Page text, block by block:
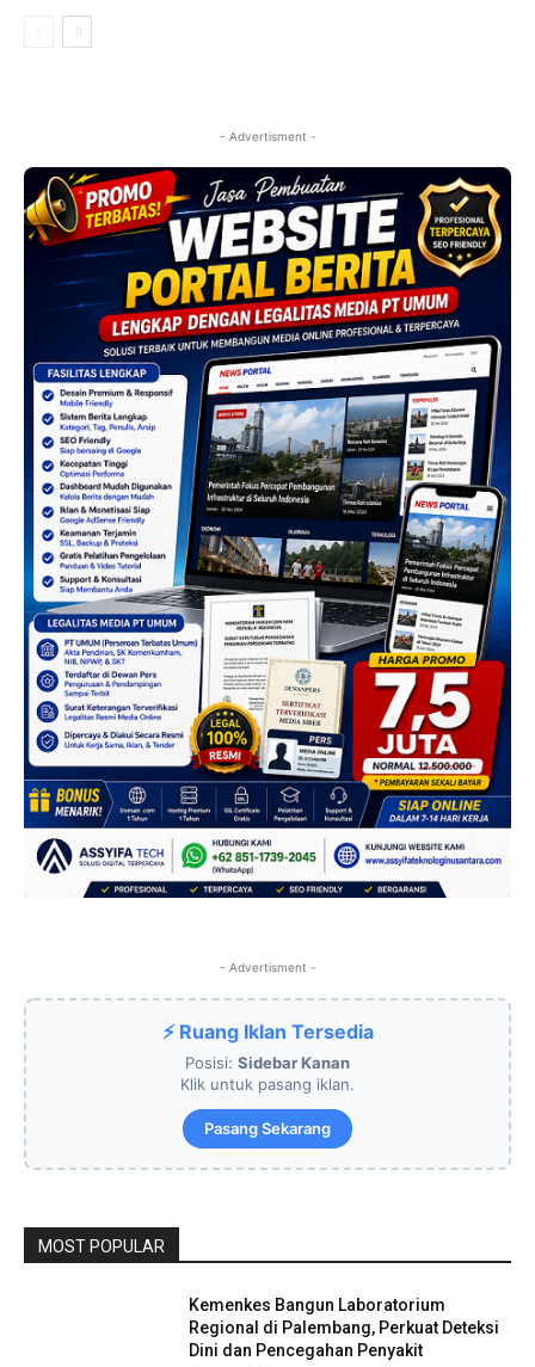
- Advertisment -
- Advertisment -
⚡ Ruang Iklan Tersedia
Posisi: Sidebar Kanan
Klik untuk pasang iklan.
Pasang Sekarang
MOST POPULAR
Kemenkes Bangun Laboratorium
Regional di Palembang, Perkuat Deteksi
Dini dan Pencegahan Penyakit